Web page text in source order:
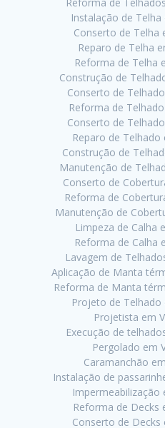
Reforma de
Instalação de Telha
Conserto de Telha
Reparo de Telha
Reforma de Telha
Construção de
Conserto de
Reforma de
Conserto de
Reparo de Telhado
Construção de
Manutenção de
Conserto de
Reforma de
Manutenção de
Limpeza de Calha
Reforma de Calha
Lavagem de
Aplicação de Manta
Reforma de Manta
Projeto de Telhado
Projetista em
Execução de
Pergolado em
Caramanchão
Instalação de
Impermeabilização
Reforma de Decks
Conserto de Decks